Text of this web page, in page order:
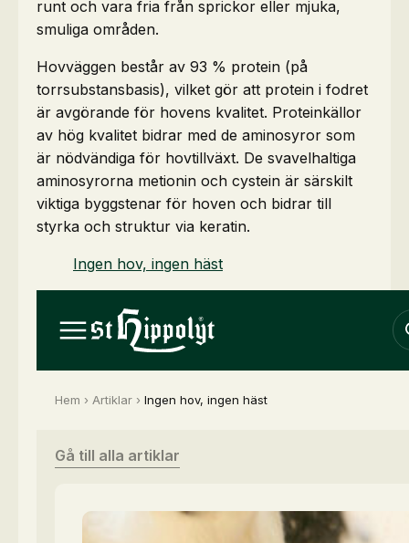
runt och vara fria från sprickor eller mjuka,
smuliga områden.
Hovväggen består av 93 % protein (på
torrsubstansbasis), vilket gör att protein i fodret
är avgörande för hovens kvalitet. Proteinkällor
av hög kvalitet bidrar med de aminosyror som
är nödvändiga för hovtillväxt. De svavelhaltiga
aminosyrorna metionin och cystein är särskilt
viktiga byggstenar för hoven och bidrar till
styrka och struktur via keratin.
Ingen hov, ingen häst